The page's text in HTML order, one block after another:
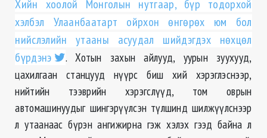
Хийн хоолой Монголын нутгаар, бүр тодорхой
хэлбэл Улаанбаатарт ойрхон өнгөрөх юм бол
нийслэлийн утааны асуудал шийдэгдэх нөхцөл
бүрдэнэ
. Хотын захын айлууд, уурын зуухууд,
цахилгаан станцууд нүүрс биш хий хэрэглэснээр,
нийтийн тээврийн хэрэгслүүд, том оврын
автомашинуудыг шингэрүүлсэн түлшинд шилжүүлснээр
л утаанаас бүрэн ангижирна гэж хэлэх гээд байна л